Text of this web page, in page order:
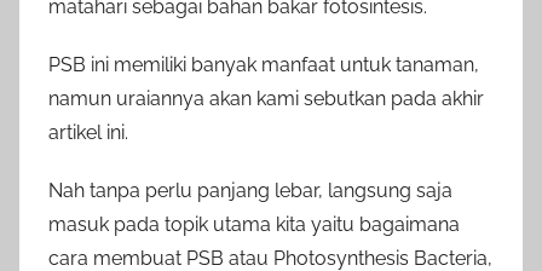
matahari sebagai bahan bakar fotosintesis.
PSB ini memiliki banyak manfaat untuk tanaman,
namun uraiannya akan kami sebutkan pada akhir
artikel ini.
Nah tanpa perlu panjang lebar, langsung saja
masuk pada topik utama kita yaitu bagaimana
cara membuat PSB atau Photosynthesis Bacteria,